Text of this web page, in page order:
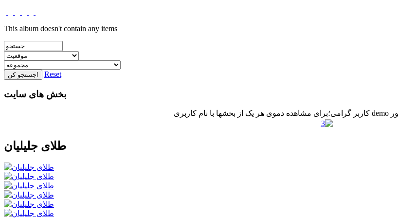
This album doesn't contain any items
جستجو کن! Reset
بخش های سایت
طلای جلیلیان